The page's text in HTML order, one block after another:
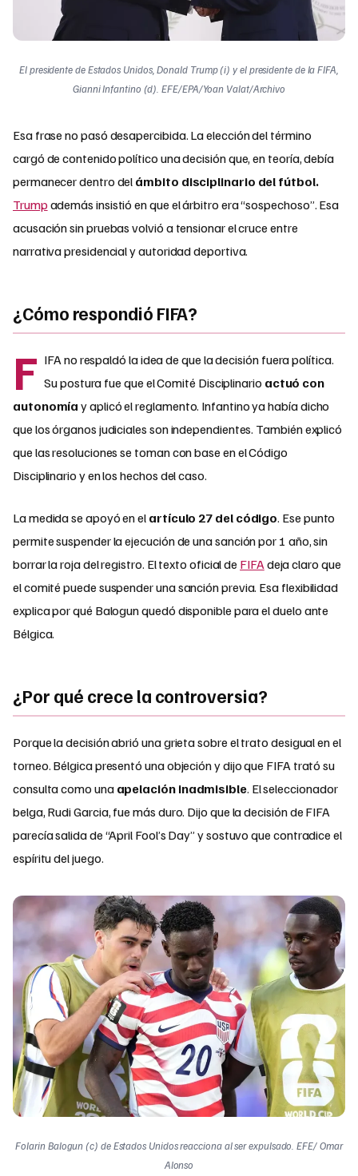
El presidente de Estados Unidos, Donald Trump (i) y el presidente de la FIFA,
Gianni Infantino (d). EFE/EPA/Yoan Valat/Archivo
Esa frase no pasó desapercibida. La elección del término
cargó de contenido político una decisión que, en teoría, debía
permanecer dentro del ámbito disciplinario del fútbol.
Trump además insistió en que el árbitro era “sospechoso”. Esa
acusación sin pruebas volvió a tensionar el cruce entre
narrativa presidencial y autoridad deportiva.
¿Cómo respondió FIFA?
F IFA no respaldó la idea de que la decisión fuera política.
Su postura fue que el Comité Disciplinario actuó con
autonomía y aplicó el reglamento. Infantino ya había dicho
que los órganos judiciales son independientes. También explicó
que las resoluciones se toman con base en el Código
Disciplinario y en los hechos del caso.
La medida se apoyó en el artículo 27 del código. Ese punto
permite suspender la ejecución de una sanción por 1 año, sin
borrar la roja del registro. El texto oficial de FIFA deja claro que
el comité puede suspender una sanción previa. Esa flexibilidad
explica por qué Balogun quedó disponible para el duelo ante
Bélgica.
¿Por qué crece la controversia?
Porque la decisión abrió una grieta sobre el trato desigual en el
torneo. Bélgica presentó una objeción y dijo que FIFA trató su
consulta como una apelación inadmisible. El seleccionador
belga, Rudi Garcia, fue más duro. Dijo que la decisión de FIFA
parecía salida de “April Fool’s Day” y sostuvo que contradice el
espíritu del juego.
Folarin Balogun (c) de Estados Unidos reacciona al ser expulsado. EFE/ Omar
Alonso